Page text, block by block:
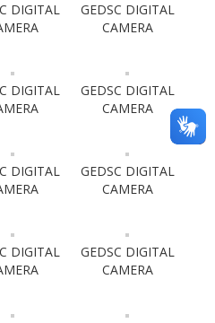
DIGITAL
GEDSC DIGITAL
CAMERA
DIGITAL
GEDSC DIGITAL
CAMERA
DIGITAL
GEDSC DIGITAL
CAMERA
DIGITAL
GEDSC DIGITAL
CAMERA